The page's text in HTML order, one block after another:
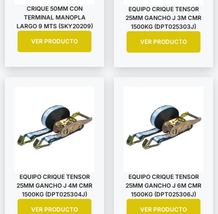
CRIQUE 50MM CON
TERMINAL MANOPLA
LARGO 9 MTS (SKY20209)
VER PRODUCTO
EQUIPO CRIQUE TENSOR
25MM GANCHO J 3M CMR
1500KG (DPT025303J)
VER PRODUCTO
EQUIPO CRIQUE TENSOR
25MM GANCHO J 4M CMR
1500KG (DPT025304J)
VER PRODUCTO
EQUIPO CRIQUE TENSOR
25MM GANCHO J 6M CMR
1500KG (DPT025306J)
VER PRODUCTO